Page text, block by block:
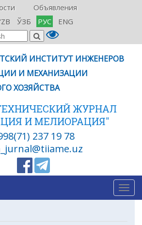
Объявления
ЎЗБ РУС ENG
ИНСТИТУТ ИНЖЕНЕРОВ
И МЕХАНИЗАЦИИ
ХОЗЯЙСТВА
ЖУРНАЛ
И МЕЛИОРАЦИЯ"
237 19 78